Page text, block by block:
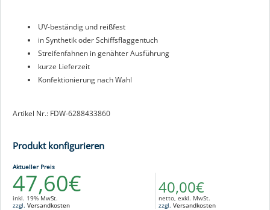
UV-beständig und reißfest
in Synthetik oder Schiffsflaggentuch
Streifenfahnen in genähter Ausführung
kurze Lieferzeit
Konfektionierung nach Wahl
Artikel Nr.: FDW-6288433860
Produkt konfigurieren
Aktueller Preis
47,60€
inkl. 19% MwSt.
zzgl. Versandkosten
40,00€
netto, exkl. MwSt.
zzgl. Versandkosten